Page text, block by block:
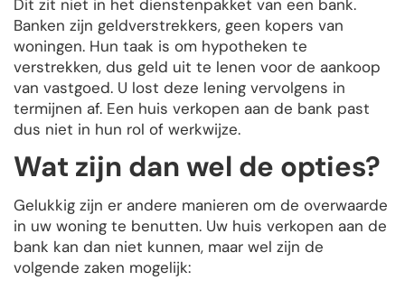
Dit zit niet in het dienstenpakket van een bank.
Banken zijn geldverstrekkers, geen kopers van
woningen. Hun taak is om hypotheken te
verstrekken, dus geld uit te lenen voor de aankoop
van vastgoed. U lost deze lening vervolgens in
termijnen af. Een huis verkopen aan de bank past
dus niet in hun rol of werkwijze.
Wat zijn dan wel de opties?
Gelukkig zijn er andere manieren om de overwaarde
in uw woning te benutten. Uw huis verkopen aan de
bank kan dan niet kunnen, maar wel zijn de
volgende zaken mogelijk: